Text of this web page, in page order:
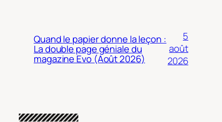
Quand le papier donne la leçon :
La double page géniale du
magazine Evo (Août 2026)
5
août
2026